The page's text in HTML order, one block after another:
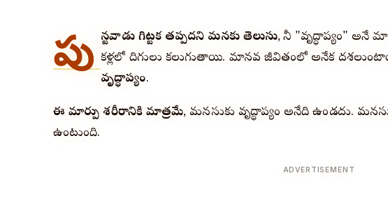
పు ట్టినవాడు గిట్టక తప్పదని మనకు తెలుసు, కానీ "వృద్ధాప్యం" అనే
కళ్లలో దిగులు కలుగుతాయి. మానవ జీవితంలో అనేక
వృద్ధాప్యం.
ఈ మార్పు శరీరానికి మాత్రమే, మనసుకు వృద్ధాప్యం అనేది ఉండదు.
ఉంటుంది.
ADVERTISEMENT